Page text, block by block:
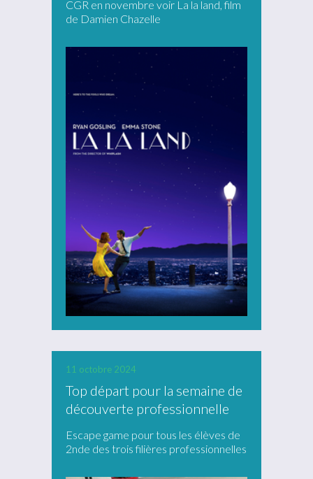
CGR en novembre voir La la land, film
de Damien Chazelle
11 octobre 2024
Top départ pour la semaine de
découverte professionnelle
Escape game pour tous les élèves de
2nde des trois filières professionnelles